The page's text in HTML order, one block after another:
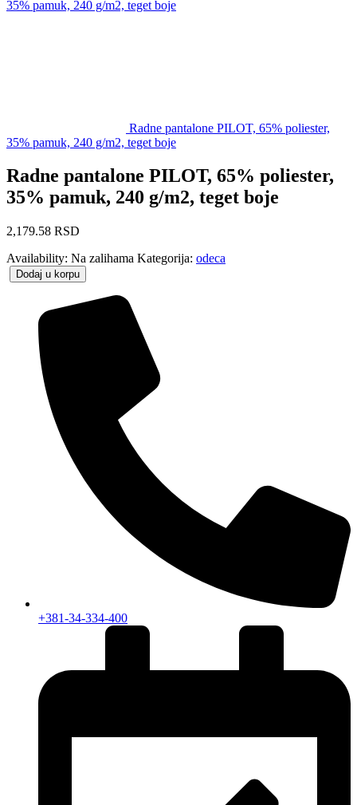
35% pamuk, 240 g/m2, teget boje
Radne pantalone PILOT, 65% poliester,
35% pamuk, 240 g/m2, teget boje
Radne pantalone PILOT, 65% poliester,
35% pamuk, 240 g/m2, teget boje
2,179.58 RSD
Availability: Na zalihama Kategorija: odeca
Dodaj u korpu
+381-34-334-400